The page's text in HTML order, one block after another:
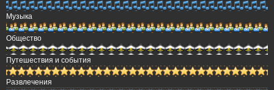
Музыка
Общество
Путешествия и события
Развлечения